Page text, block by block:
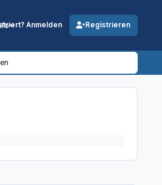
Anmelden Registrieren